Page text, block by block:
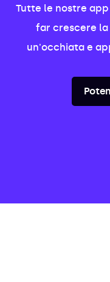
Tutte le nostre
far crescere la
un'occhiata e